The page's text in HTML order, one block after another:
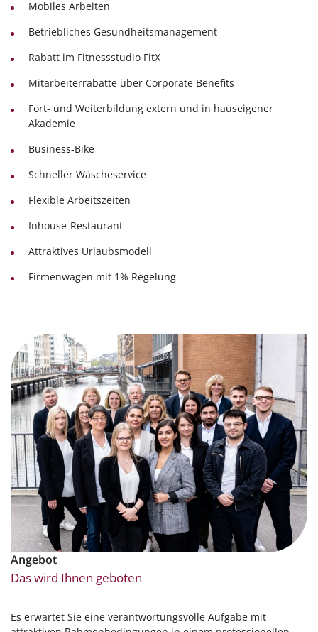
Mobiles Arbeiten
Betriebliches Gesundheitsmanagement
Rabatt im Fitnessstudio FitX
Mitarbeiterrabatte über Corporate Benefits
Fort- und Weiterbildung extern und in hauseigener
Akademie
Business-Bike
Schneller Wäscheservice
Flexible Arbeitszeiten
Inhouse-Restaurant
Attraktives Urlaubsmodell
Firmenwagen mit 1% Regelung
Angebot
Das wird Ihnen geboten
Es erwartet Sie eine verantwortungsvolle Aufgabe mit